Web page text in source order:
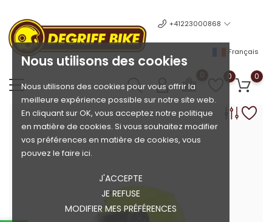
Nous utilisons des cookies
Nous utilisons des cookies pour vous offrir la
meilleure expérience possible sur notre site web.
En cliquant sur OK, vous acceptez notre politique
en matière de cookies. Si vous souhaitez modifier
vos préférences en matière de cookies, vous
pouvez le faire ici.
J'ACCEPTE
JE REFUSE
MODIFIER MES PRÉFÉRENCES
+41223000868
Français
0 0